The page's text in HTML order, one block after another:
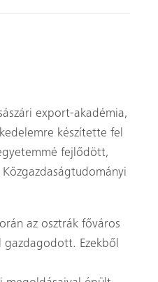
export-akadémia,
készítette fel
fejlődött,
az osztrák főváros
Ezekből